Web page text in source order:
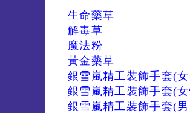
生命藥草
解毒草
魔法粉
黃金藥草
銀雪嵐精工裝飾手套(
銀雪嵐精工裝飾手套(
銀雪嵐精工裝飾手套(